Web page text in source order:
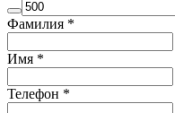
Фамилия *
Имя *
Телефон *